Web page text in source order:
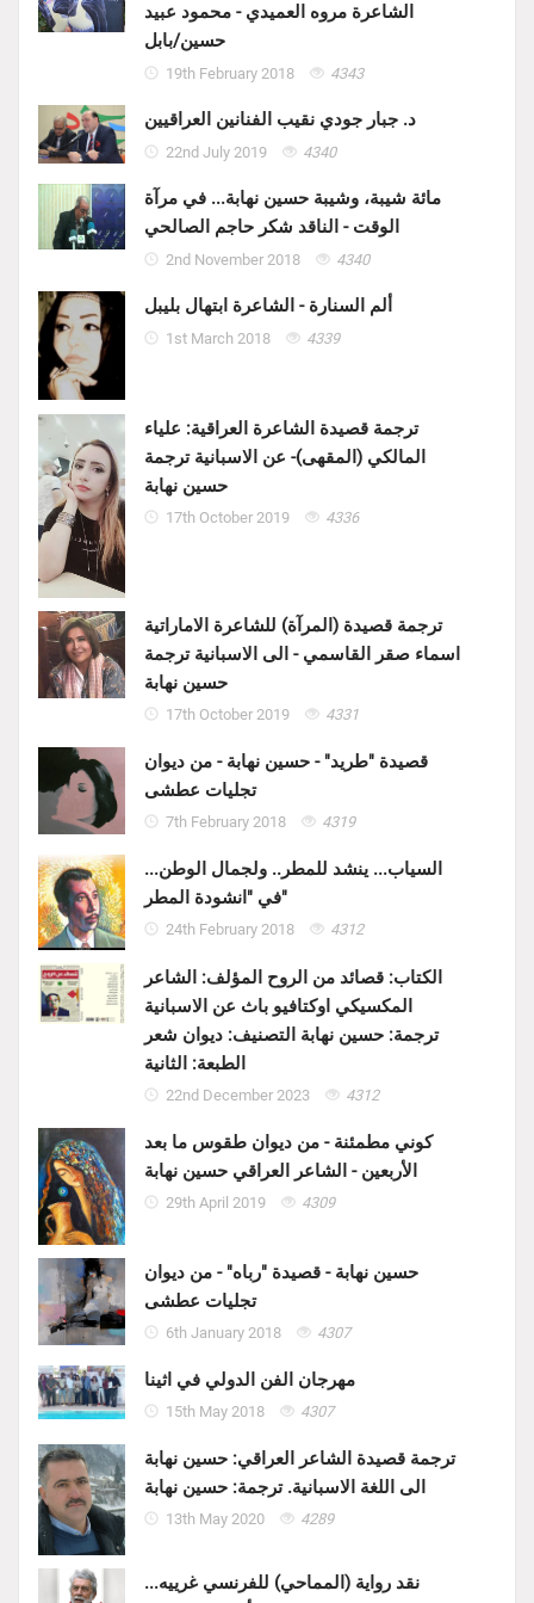
الشاعرة مروه العميدي - محمود عبيد
حسين/بابل
19th February 2018 4343
د. جبار جودي نقيب الفنانين العراقيين
22nd July 2019 4340
مائة شيبة، وشيبة حسين نهابة... في مرآة
الوقت - الناقد شكر حاجم الصالحي
2nd November 2018 4340
ألم السنارة - الشاعرة ابتهال بليبل
1st March 2018 4339
ترجمة قصيدة الشاعرة العراقية: علياء
المالكي (المقهى)- عن الاسبانية ترجمة
حسين نهابة
17th October 2019 4336
ترجمة قصيدة (المرآة) للشاعرة الاماراتية
اسماء صقر القاسمي - الى الاسبانية ترجمة
حسين نهابة
17th October 2019 4331
قصيدة "طريد" - حسين نهابة - من ديوان
تجليات عطشى
7th February 2018 4319
السياب... ينشد للمطر.. ولجمال الوطن...
في "انشودة المطر"
24th February 2018 4312
الكتاب: قصائد من الروح المؤلف: الشاعر
المكسيكي اوكتافيو باث عن الاسبانية
ترجمة: حسين نهابة التصنيف: ديوان شعر
الطبعة: الثانية
22nd December 2023 4312
كوني مطمئنة - من ديوان طقوس ما بعد
الأربعين - الشاعر العراقي حسين نهابة
29th April 2019 4309
حسين نهابة - قصيدة "رباه" - من ديوان
تجليات عطشى
6th January 2018 4307
مهرجان الفن الدولي في اثينا
15th May 2018 4307
ترجمة قصيدة الشاعر العراقي: حسين نهابة
الى اللغة الاسبانية. ترجمة: حسين نهابة
13th May 2020 4289
نقد رواية (المماحي) للفرنسي غرييه...